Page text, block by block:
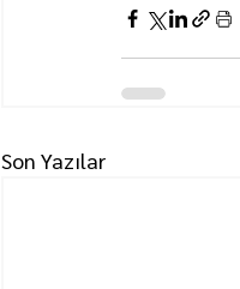
Son Yazılar